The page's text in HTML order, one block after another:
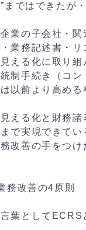
まではできたが・
企業の子会社・
業務記述書・
える化に取り
制手続き（コ
以前より高める
える化と財務諸
で実現できて
改善の手をつ
務改善の4原則
葉としてECRS